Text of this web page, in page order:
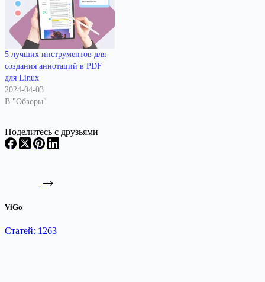
5 лучших инструментов для
создания аннотаций в PDF
для Linux
2024-04-03
В "Обзоры"
Поделитесь с друзьями
ViGo
Статей: 1263